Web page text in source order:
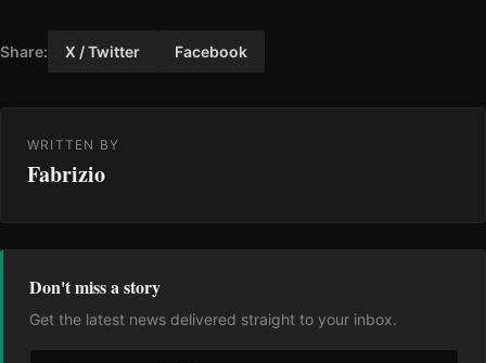
Share: X / Twitter Facebook
WRITTEN BY
Fabrizio
Don't miss a story
Get the latest news delivered straight to your inbox.